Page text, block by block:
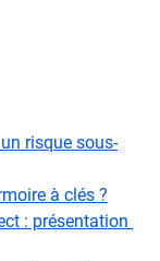
risque sous-
à clés ?
: présentation